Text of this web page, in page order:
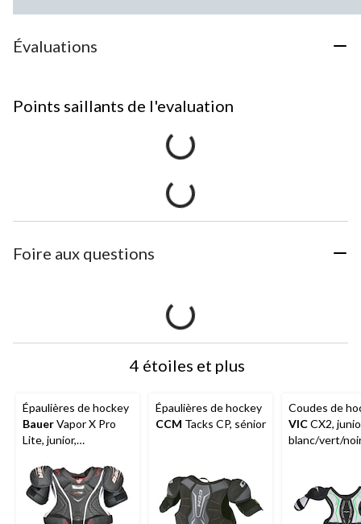
Évaluations
Points saillants de l'evaluation
Foire aux questions
4 étoiles et plus
Épaulières de hockey
BauerVapor X Pro
Lite, junior,
légères, noir
Épaulières de hockey
CCM Tacks CP, sénior
Coudes de
VICCX2,
blanc/vert/